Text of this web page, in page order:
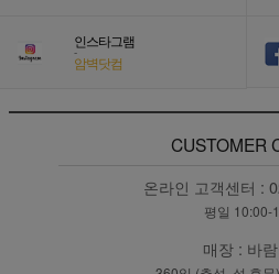
인스타그램
-
암벽닷컴
CUSTOMER
온라인 고객센터 :
평일 10:00-
매장 : 바